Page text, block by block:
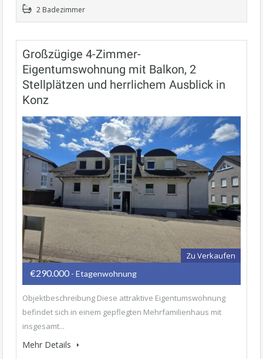
2 Badezimmer
Großzügige 4-Zimmer-
Eigentumswohnung mit Balkon, 2
Stellplätzen und herrlichem Ausblick in
Konz
Zu Verkaufen
€290.000 - Etagenwohnung
Objektbeschreibung Diese attraktive Eigentumswohnung
befindet sich in einem gepflegten Mehrfamilienhaus mit
insgesamt...
Mehr Details